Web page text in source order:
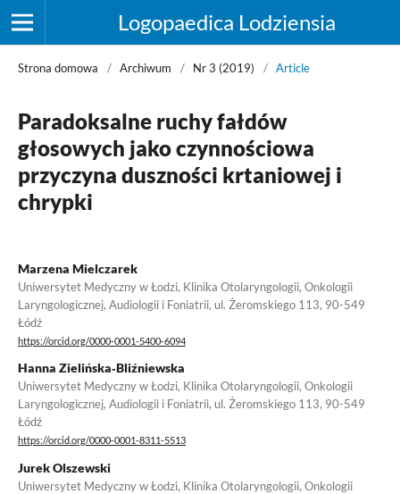
Logopaedica Lodziensia
Strona domowa / Archiwum / Nr 3 (2019) / Article
Paradoksalne ruchy fałdów
głosowych jako czynnościowa
przyczyna duszności krtaniowej i
chrypki
Marzena Mielczarek
Uniwersytet Medyczny w Łodzi, Klinika Otolaryngologii, Onkologii
Laryngologicznej, Audiologii i Foniatrii, ul. Żeromskiego 113, 90-549
Łódź
https://orcid.org/0000-0001-5400-6094
Hanna Zielińska‑Bliźniewska
Uniwersytet Medyczny w Łodzi, Klinika Otolaryngologii, Onkologii
Laryngologicznej, Audiologii i Foniatrii, ul. Żeromskiego 113, 90-549
Łódź
https://orcid.org/0000-0001-8311-5513
Jurek Olszewski
Uniwersytet Medyczny w Łodzi, Klinika Otolaryngologii, Onkologii